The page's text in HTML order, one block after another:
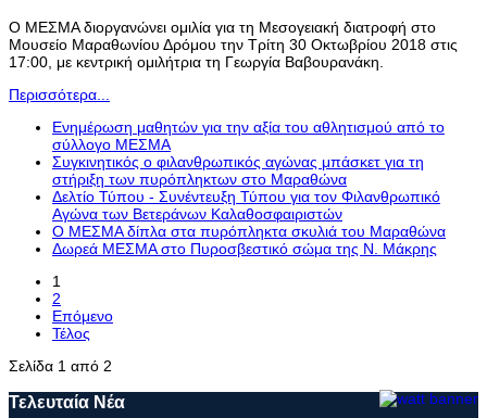
Ο ΜΕΣΜΑ διοργανώνει ομιλία για τη Μεσογειακή διατροφή στο
Μουσείο Μαραθωνίου Δρόμου την Τρίτη 30 Οκτωβρίου 2018 στις
17:00, με κεντρική ομιλήτρια τη Γεωργία Βαβουρανάκη.
Περισσότερα...
Ενημέρωση μαθητών για την αξία του αθλητισμού από το
σύλλογο ΜΕΣΜΑ
Συγκινητικός ο φιλανθρωπικός αγώνας μπάσκετ για τη
στήριξη των πυρόπληκτων στο Μαραθώνα
Δελτίο Τύπου - Συνέντευξη Τύπου για τον Φιλανθρωπικό
Αγώνα των Βετεράνων Καλαθοσφαιριστών
Ο ΜΕΣΜΑ δίπλα στα πυρόπληκτα σκυλιά του Μαραθώνα
Δωρεά ΜΕΣΜΑ στο Πυροσβεστικό σώμα της Ν. Μάκρης
1
2
Επόμενο
Τέλος
Σελίδα 1 από 2
Τελευταία Νέα